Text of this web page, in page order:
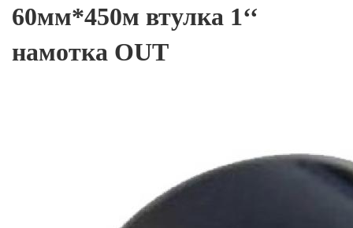
60мм*450м втулка 1‘‘
намотка OUT